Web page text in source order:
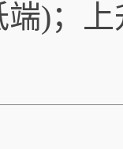
端)；